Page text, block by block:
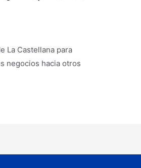
La Castellana para
negocios hacia otros